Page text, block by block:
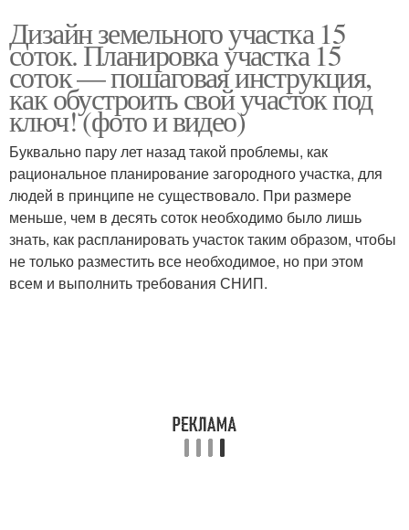
Дизайн земельного участка 15
соток. Планировка участка 15
соток — пошаговая инструкция,
как обустроить свой участок под
ключ! (фото и видео)
Буквально пару лет назад такой проблемы, как
рациональное планирование загородного участка, для
людей в принципе не существовало. При размере
меньше, чем в десять соток необходимо было лишь
знать, как распланировать участок таким образом, чтобы
не только разместить все необходимое, но при этом
всем и выполнить требования СНИП.